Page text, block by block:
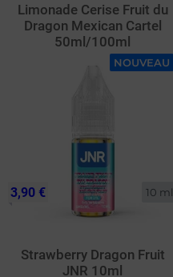
Limonade Cerise Fruit du
Dragon Mexican Cartel
50ml/100ml
NOUVEAU
10 ml
Strawberry Dragon Fruit
JNR 10ml
3,90 €